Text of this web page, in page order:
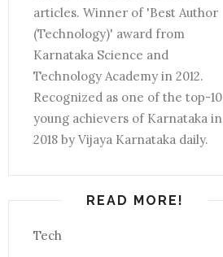
articles. Winner of 'Best Author
(Technology)' award from
Karnataka Science and
Technology Academy in 2012.
Recognized as one of the top-10
young achievers of Karnataka in
2018 by Vijaya Karnataka daily.
READ MORE!
Tech